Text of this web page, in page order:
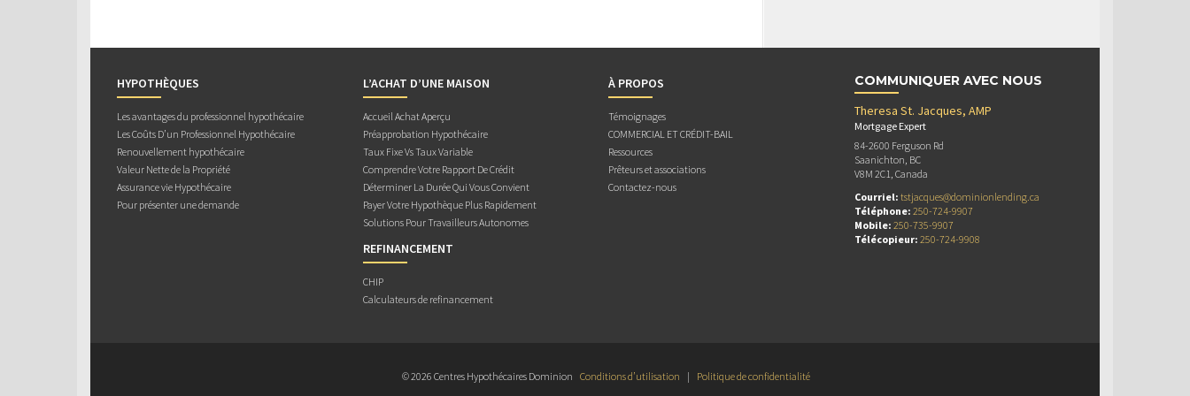
HYPOTHÈQUES
Les avantages du professionnel hypothécaire
Les Coûts D’un Professionnel Hypothécaire
Renouvellement hypothécaire
Valeur Nette de la Propriété
Assurance vie Hypothécaire
Pour présenter une demande
L’ACHAT D’UNE MAISON
Accueil Achat Aperçu
Préapprobation Hypothécaire
Taux Fixe Vs Taux Variable
Comprendre Votre Rapport De Crédit
Déterminer La Durée Qui Vous Convient
Payer Votre Hypothèque Plus Rapidement
Solutions Pour Travailleurs Autonomes
REFINANCEMENT
CHIP
Calculateurs de refinancement
À PROPOS
Témoignages
COMMERCIAL ET CRÉDIT-BAIL
Ressources
Prêteurs et associations
Contactez-nous
COMMUNIQUER AVEC NOUS
Theresa St. Jacques, AMP
Mortgage Expert
84-2600 Ferguson Rd
Saanichton, BC
V8M 2C1, Canada
Courriel: tstjacques@dominionlending.ca
Téléphone: 250-724-9907
Mobile: 250-735-9907
Télécopieur: 250-724-9908
© 2026 Centres Hypothécaires Dominion Conditions d’utilisation | Politique de confidentialité